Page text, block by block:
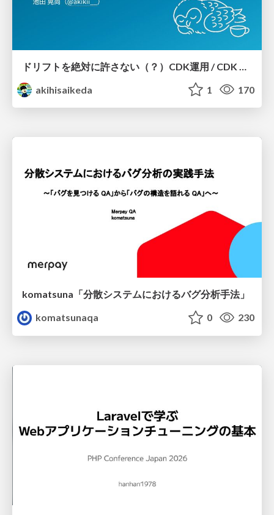
akihisaikeda
1 170
komatsuna「分散システムにおけるバグ分析手法」
komatsunaqa
0 230